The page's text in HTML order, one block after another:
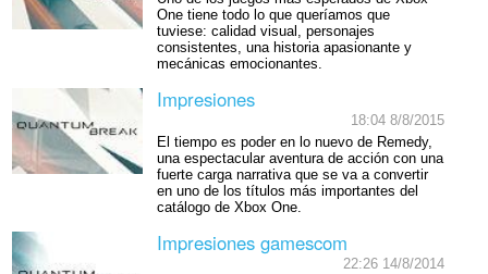
One tiene todo lo que queríamos que
tuviese: calidad visual, personajes
consistentes, una historia apasionante y
mecánicas emocionantes.
Impresiones
18:04 8/8/2015
El tiempo es poder en lo nuevo de Remedy,
una espectacular aventura de acción con una
fuerte carga narrativa que se va a convertir
en uno de los títulos más importantes del
catálogo de Xbox One.
Impresiones gamescom
22:26 14/8/2014